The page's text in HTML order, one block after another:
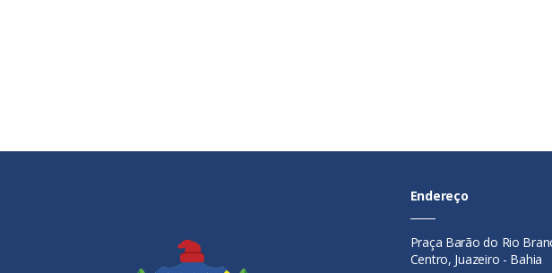
Endereço
Praça Barão do Rio
Centro, Juazeiro - Bahia